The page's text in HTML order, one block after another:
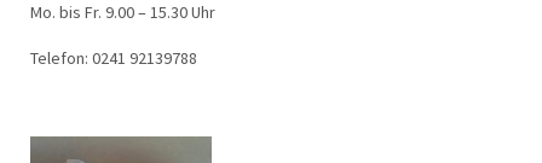
Mo. bis Fr. 9.00 – 15.30 Uhr
Telefon: 0241 92139788